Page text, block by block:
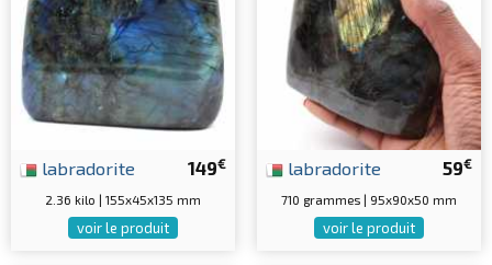
149€
labradorite
2.36 kilo | 155x45x135 mm
voir le produit
59€
labradorite
710 grammes | 95x90x50 mm
voir le produit